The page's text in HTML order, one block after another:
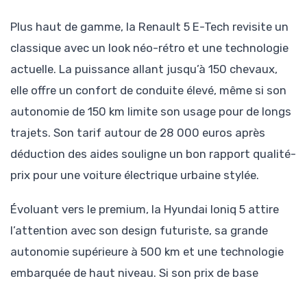
Plus haut de gamme, la Renault 5 E-Tech revisite un
classique avec un look néo-rétro et une technologie
actuelle. La puissance allant jusqu’à 150 chevaux,
elle offre un confort de conduite élevé, même si son
autonomie de 150 km limite son usage pour de longs
trajets. Son tarif autour de 28 000 euros après
déduction des aides souligne un bon rapport qualité-
prix pour une voiture électrique urbaine stylée.
Évoluant vers le premium, la Hyundai Ioniq 5 attire
l’attention avec son design futuriste, sa grande
autonomie supérieure à 500 km et une technologie
embarquée de haut niveau. Si son prix de base